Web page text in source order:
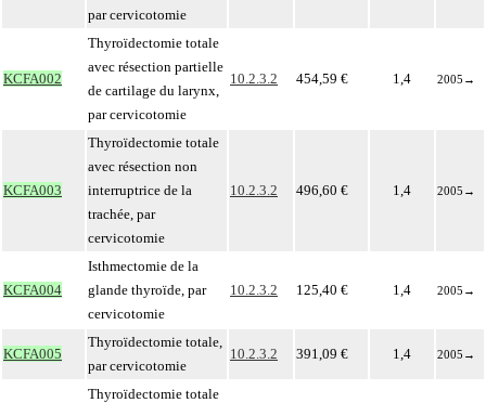
par cervicotomie
KCFA002
Thyroïdectomie totale
avec résection partielle
de cartilage du larynx,
par cervicotomie
10.2.3.2 454,59 € 1,4 2005 →
KCFA003
Thyroïdectomie totale
avec résection non
interruptrice de la
trachée, par
cervicotomie
10.2.3.2 496,60 € 1,4 2005 →
KCFA004
Isthmectomie de la
glande thyroïde, par
cervicotomie
10.2.3.2 125,40 € 1,4 2005 →
KCFA005
Thyroïdectomie totale,
par cervicotomie
10.2.3.2 391,09 € 1,4 2005 →
Thyroïdectomie totale